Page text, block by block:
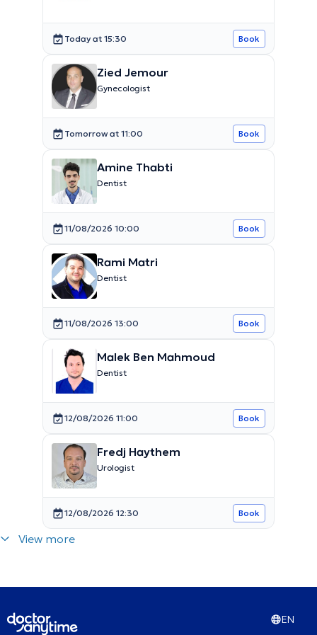
Today at 15:30 Book
Zied Jemour
Gynecologist
Tomorrow at 11:00 Book
Amine Thabti
Dentist
11/08/2026 10:00 Book
Rami Matri
Dentist
11/08/2026 13:00 Book
Malek Ben Mahmoud
Dentist
12/08/2026 11:00 Book
Fredj Haythem
Urologist
12/08/2026 12:30 Book
View more
EN